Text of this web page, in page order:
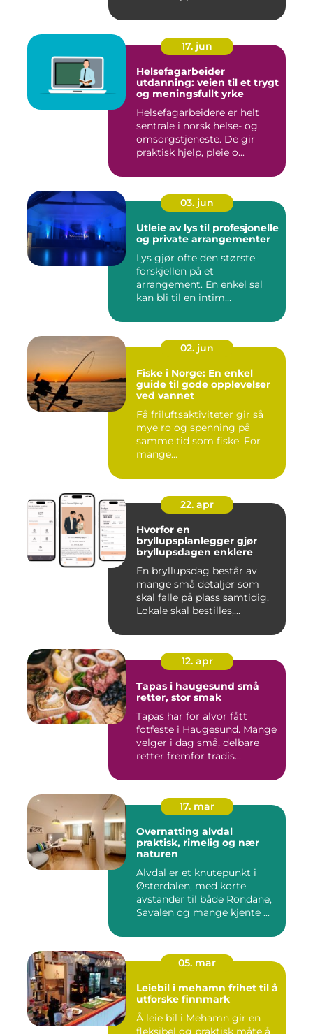
17. jun
Helsefagarbeider
utdanning: veien til et trygt
og meningsfullt yrke
Helsefagarbeidere er helt
sentrale i norsk helse- og
omsorgstjeneste. De gir
praktisk hjelp, pleie o...
03. jun
Utleie av lys til profesjonelle
og private arrangementer
Lys gjør ofte den største
forskjellen på et
arrangement. En enkel sal
kan bli til en intim
02. jun
Fiske i Norge: En enkel
guide til gode opplevelser
ved vannet
Få friluftsaktiviteter gir så
mye ro og spenning på
samme tid som fiske. For
mange...
22. apr
Hvorfor en
bryllupsplanlegger gjør
bryllupsdagen enklere
En bryllupsdag består av
mange små detaljer som
skal falle på plass samtidig.
Lokale skal bestilles,...
12. apr
Tapas i haugesund små
retter, stor smak
Tapas har for alvor fått
fotfeste i Haugesund. Mange
velger i dag små, delbare
retter fremfor tradis...
17. mar
Overnatting alvdal
praktisk, rimelig og nær
naturen
Alvdal er et knutepunkt i
Østerdalen, med korte
avstander til både Rondane,
Savalen og mange kjente ...
05. mar
Leiebil i mehamn frihet til å
utforske finnmark
Å leie bil i Mehamn gir en
fleksibel og praktisk måte å